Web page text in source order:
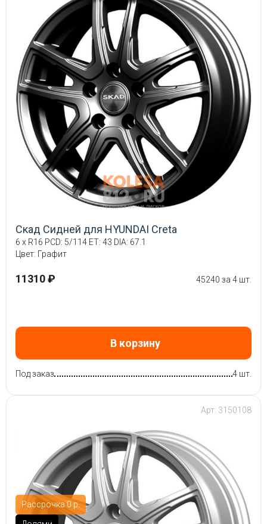
Скад Сидней для HYUNDAI Creta
6 x R16 PCD: 5/114 ET: 43 DIA: 67.1
Цвет: Графит
11310 ₽ 45240 за 4 шт.
В корзину
Под заказ 4 шт.
Рассрочка 0 р.
Арт: 3150108